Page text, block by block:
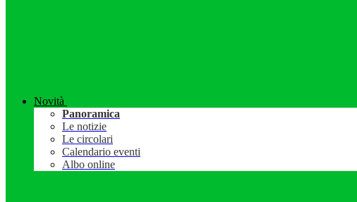
Novità
Panoramica
Le notizie
Le circolari
Calendario eventi
Albo online